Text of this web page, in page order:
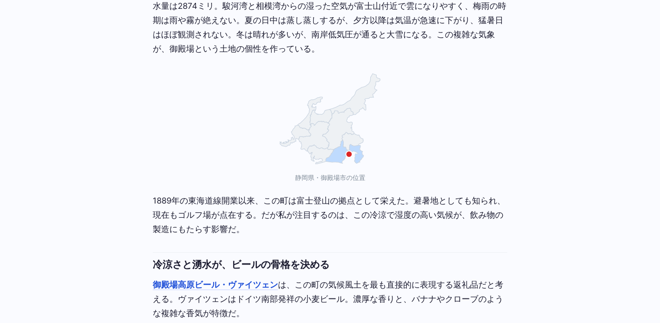
水量は2874ミリ。駿河湾と相模湾からの湿った空気が富士山付近で雲になりやすく、梅雨の時
期は雨や霧が絶えない。夏の日中は蒸し蒸しするが、夕方以降は気温が急速に下がり、猛暑日
はほぼ観測されない。冬は晴れが多いが、南岸低気圧が通ると大雪になる。この複雑な気象
が、御殿場という土地の個性を作っている。
静岡県・御殿場市の位置
1889年の東海道線開業以来、この町は富士登山の拠点として栄えた。避暑地としても知られ、
現在もゴルフ場が点在する。だが私が注目するのは、この冷涼で湿度の高い気候が、飲み物の
製造にもたらす影響だ。
冷涼さと湧水が、ビールの骨格を決める
御殿場高原ビール・ヴァイツェンは、この町の気候風土を最も直接的に表現する返礼品だと考
える。ヴァイツェンはドイツ南部発祥の小麦ビール。濃厚な香りと、バナナやクローブのよう
な複雑な香気が特徴だ。